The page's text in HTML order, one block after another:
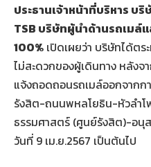
ประธานเจ้าหน้าที่บริหาร บ
TSB บริษัทผู้นำด้านรถเมล์
100% เปิดเผยว่า บริษัทได้ต
ไม่สะดวกของผู้เดินทาง หลังจ
แจ้งถอดถอนรถเมล์ออกจากก
รังสิต-ถนนพหลโยธิน-หัวลำโ
ธรรมศาสตร์ (ศูนย์รังสิต)-อนุ
วันที่ 9 เม.ย.2567 เป็นต้นไป